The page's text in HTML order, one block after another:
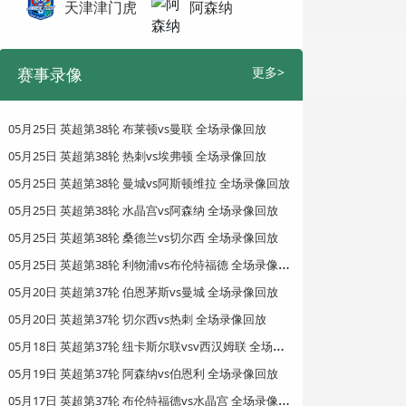
天津津门虎 阿森纳
赛事录像 更多>
05月25日 英超第38轮 布莱顿vs曼联 全场录像回放
05月25日 英超第38轮 热刺vs埃弗顿 全场录像回放
05月25日 英超第38轮 曼城vs阿斯顿维拉 全场录像回放
05月25日 英超第38轮 水晶宫vs阿森纳 全场录像回放
05月25日 英超第38轮 桑德兰vs切尔西 全场录像回放
0
5月25日 英超第38轮 利物浦vs布伦特福德 全场录像回放
05月20日 英超第37轮 伯恩茅斯vs曼城 全场录像回放
05月20日 英超第37轮 切尔西vs热刺 全场录像回放
0
5月18日 英超第37轮 纽卡斯尔联vsv西汉姆联 全场录像回放
05月19日 英超第37轮 阿森纳vs伯恩利 全场录像回放
0
5月17日 英超第37轮 布伦特福德vs水晶宫 全场录像回放